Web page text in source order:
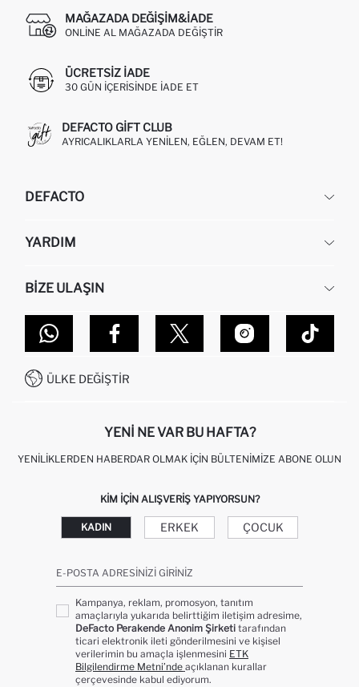
MAĞAZADA DEĞIŞIM&İADE
ONLINE AL MAĞAZADA DEĞIŞTIR
ÜCRETSIZ IADE
30 GÜN IÇERISINDE IADE ET
DEFACTO GIFT CLUB
AYRICALIKLARLA YENILEN, EĞLEN, DEVAM ET!
DEFACTO
HAKKIMIZDA
KURUMSAL SATIŞ
DEFACTO TEKNOLOJI
SITEMAP
YARDIM
SIPARIŞIMI NASIL TAKIP EDERIM?
NASIL İADE EDERIM?
GIFT CLUB SIKÇA SORULAN SORULAR
İŞLEM REHBERI
KAMPANYALAR
BIZE ULAŞIN
MAĞAZALARIMIZ
İLETIŞIM FORMU
0850 333 22 86
ÜLKE DEĞIŞTIR
YENI NE VAR BU HAFTA?
YENILIKLERDEN HABERDAR OLMAK İÇIN BÜLTENIMIZE ABONE OLUN
KIM IÇIN ALIŞVERIŞ YAPIYORSUN?
KADIN ERKEK ÇOCUK
E-POSTA ADRESINIZI GIRINIZ
Kampanya, reklam, promosyon, tanıtım
amaçlarıyla yukarıda belirttiğim iletişim adresime,
DeFacto Perakende Anonim Şirketi tarafından
ticari elektronik ileti gönderilmesini ve kişisel
verilerimin bu amaçla işlenmesini ETK
Bilgilendirme Metni’nde açıklanan kurallar
çerçevesinde kabul ediyorum.